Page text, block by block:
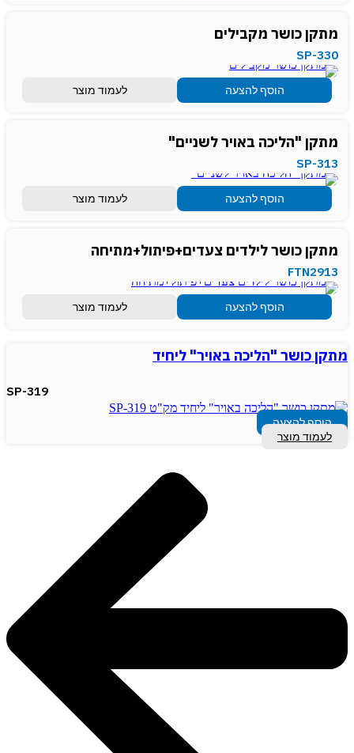
מתקן כושר מקבילים
SP-330
הוסף להצעה לעמוד מוצר
מתקן "הליכה באויר לשניים"
SP-313
הוסף להצעה לעמוד מוצר
מתקן כושר לילדים צעדים+פיתול+מתיחה
FTN2913
הוסף להצעה לעמוד מוצר
מתקן כושר "הליכה באויר" ליחיד
SP-319
הוסף להצעה
לעמוד מוצר